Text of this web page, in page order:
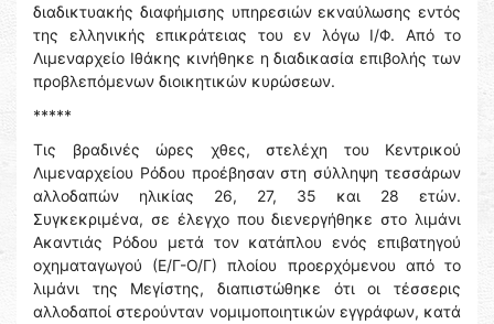
διαδικτυακής διαφήμισης υπηρεσιών εκναύλωσης εντός
της ελληνικής επικράτειας του εν λόγω Ι/Φ. Από το
Λιμεναρχείο Ιθάκης κινήθηκε η διαδικασία επιβολής των
προβλεπόμενων διοικητικών κυρώσεων.
*****
Τις βραδινές ώρες χθες, στελέχη του Κεντρικού
Λιμεναρχείου Ρόδου προέβησαν στη σύλληψη τεσσάρων
αλλοδαπών ηλικίας 26, 27, 35 και 28 ετών.
Συγκεκριμένα, σε έλεγχο που διενεργήθηκε στο λιμάνι
Ακαντιάς Ρόδου μετά τον κατάπλου ενός επιβατηγού
οχηματαγωγού (Ε/Γ-Ο/Γ) πλοίου προερχόμενου από το
λιμάνι της Μεγίστης, διαπιστώθηκε ότι οι τέσσερις
αλλοδαποί στερούνταν νομιμοποιητικών εγγράφων, κατά